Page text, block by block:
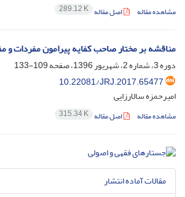
مشاهده مقاله اصل مقاله 289.12 K
مناقشه بر مختار صاحب کفایه پیرامون مفردات و
دوره 3، شماره 2، شهریور 1396، صفحه
109-133
10.22081/JRJ.2017.65477
امیرحمزه سالارزایی
مشاهده مقاله اصل مقاله 315.34 K
مقالات آماده انتشار